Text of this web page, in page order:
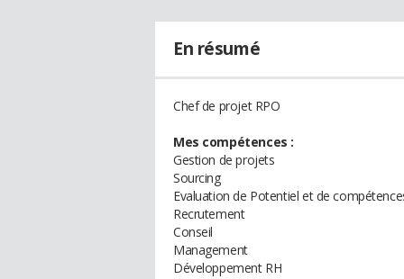
En résumé
Chef de projet RPO
Mes compétences :
Gestion de projets
Sourcing
Evaluation de Potentiel et de
Recrutement
Conseil
Management
Développement RH